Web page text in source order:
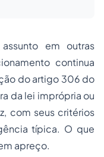
em outras
continua
do artigo 306 do
da lei imprópria ou
com seus critérios
típica. O que
apreço.